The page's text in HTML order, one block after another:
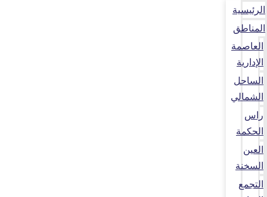
الرئيسية
المناطق
العاصمة
الإدارية
الساحل
الشمالي
راس
الحكمة
العين
السخنة
التجمع